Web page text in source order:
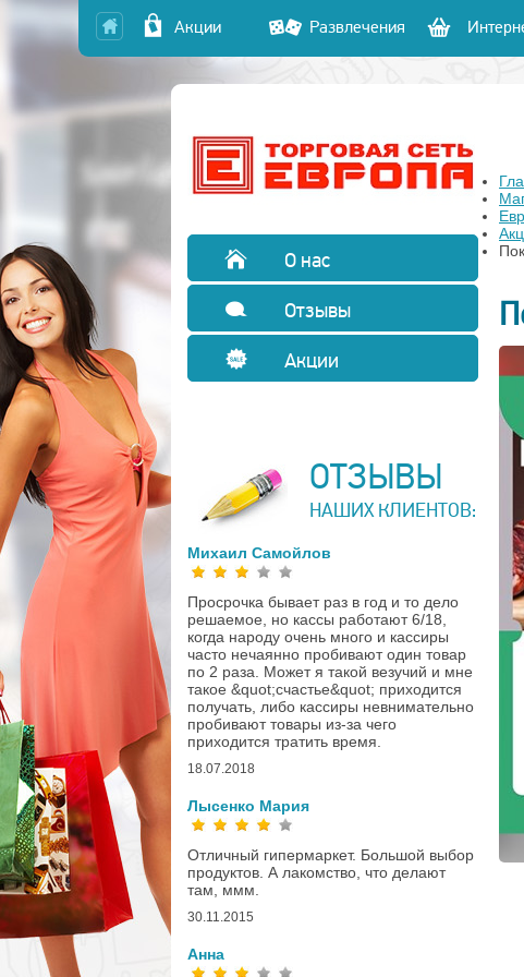
Акции Развлечения
О нас
Отзывы
Акции
ОТЗЫВЫ
НАШИХ КЛИЕНТОВ:
Михаил Самойлов
Просрочка бывает раз в год и то дело
решаемое, но кассы работают 6/18,
когда народу очень много и кассиры
часто нечаянно пробивают один товар
по 2 раза. Может я такой везучий и мне
такое &quot;счастье&quot; приходится
получать, либо кассиры невнимательно
пробивают товары из-за чего
приходится тратить время.
18.07.2018
Лысенко Мария
Отличный гипермаркет. Большой выбор
продуктов. А лакомство, что делают
там, ммм.
30.11.2015
Анна